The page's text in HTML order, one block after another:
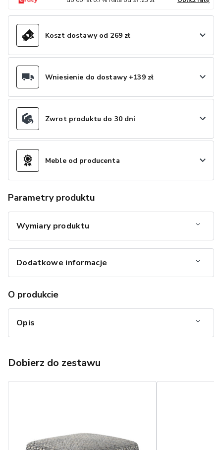
Koszt dostawy od 269 zł
Wniesienie do dostawy +139 zł
Zwrot produktu do 30 dni
Meble od producenta
Parametry produktu
Wymiary produktu
Dodatkowe informacje
O produkcie
Opis
Dobierz do zestawu